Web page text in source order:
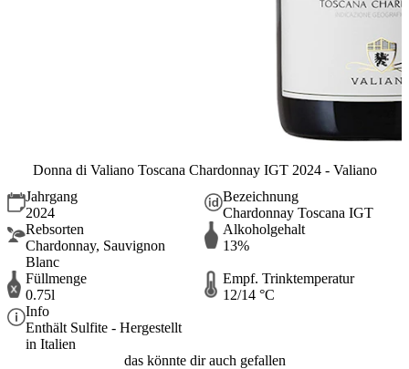
Donna di Valiano Toscana Chardonnay IGT 2024 - Valiano
Jahrgang
2024
Bezeichnung
Chardonnay Toscana IGT
Rebsorten
Chardonnay, Sauvignon
Blanc
Alkoholgehalt
13%
Füllmenge
0.75l
Empf. Trinktemperatur
12/14 °C
Info
Enthält Sulfite - Hergestellt
in Italien
das könnte dir auch gefallen